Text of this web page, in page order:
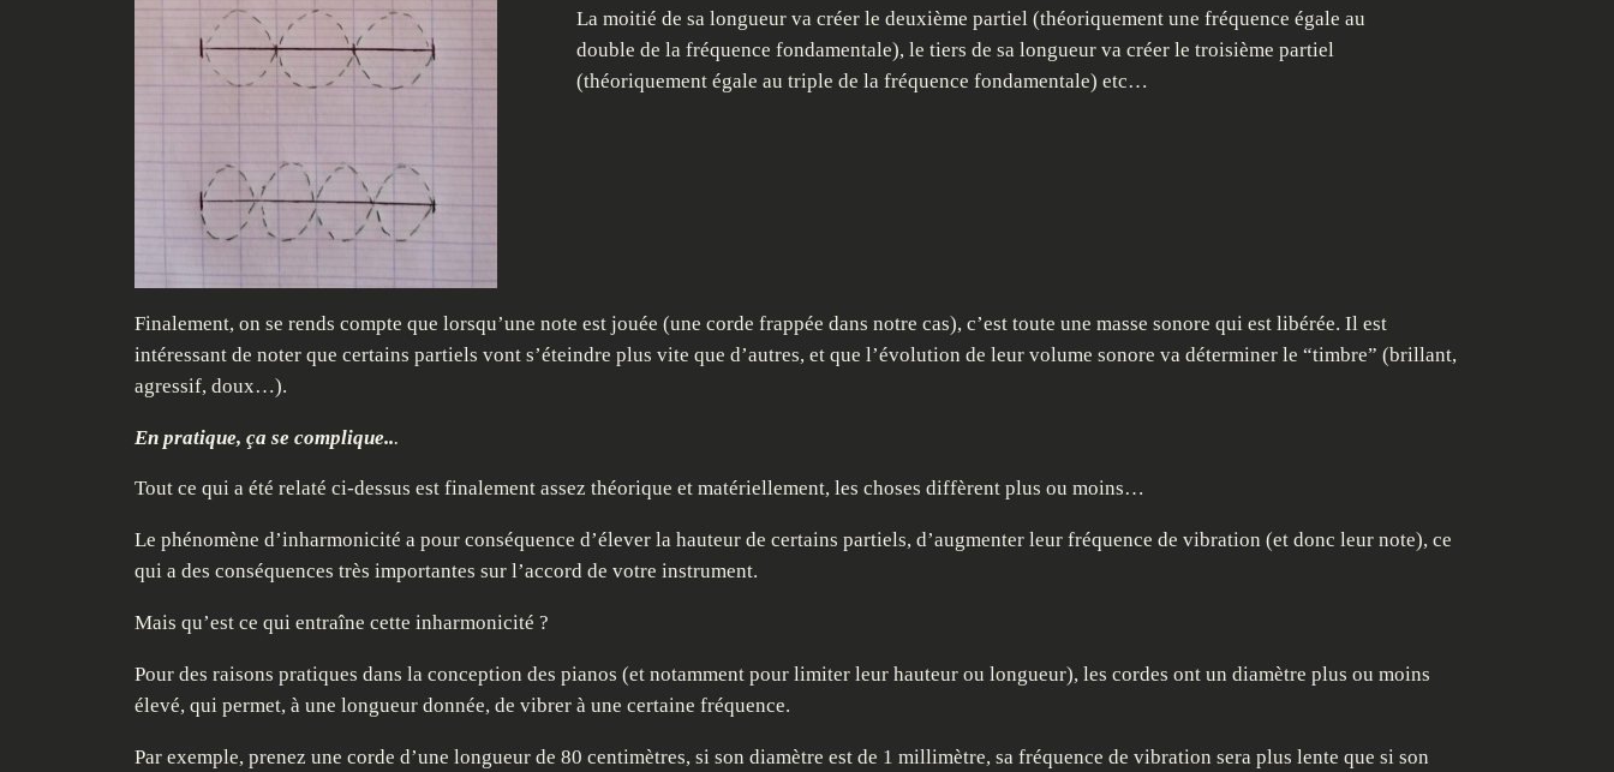
La moitié de sa longueur va créer le deuxième partiel (théoriquement une fréquence égale au
double de la fréquence fondamentale), le tiers de sa longueur va créer le troisième partiel
(théoriquement égale au triple de la fréquence fondamentale) etc…
Finalement, on se rends compte que lorsqu’une note est jouée (une corde frappée dans notre cas), c’est toute une masse sonore qui est libérée. Il est
intéressant de noter que certains partiels vont s’éteindre plus vite que d’autres, et que l’évolution de leur volume sonore va déterminer le “timbre” (brillant,
agressif, doux…).
En pratique, ça se complique...
Tout ce qui a été relaté ci-dessus est finalement assez théorique et matériellement, les choses diffèrent plus ou moins…
Le phénomène d’inharmonicité a pour conséquence d’élever la hauteur de certains partiels, d’augmenter leur fréquence de vibration (et donc leur note), ce
qui a des conséquences très importantes sur l’accord de votre instrument.
Mais qu’est ce qui entraîne cette inharmonicité ?
Pour des raisons pratiques dans la conception des pianos (et notamment pour limiter leur hauteur ou longueur), les cordes ont un diamètre plus ou moins
élevé, qui permet, à une longueur donnée, de vibrer à une certaine fréquence.
Par exemple, prenez une corde d’une longueur de 80 centimètres, si son diamètre est de 1 millimètre, sa fréquence de vibration sera plus lente que si son